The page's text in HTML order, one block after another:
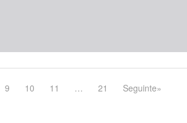
9 10 11 … 21 Seguinte»